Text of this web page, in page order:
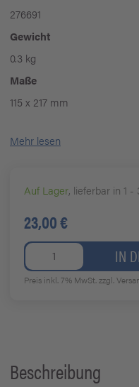
276691
Gewicht
0.3 kg
Maße
115 x 217 mm
Mehr lesen
Auf Lager, lieferbar in 1 -
23,00 €
IN
Preis inkl. 7% MwSt.zzgl.
Beschreibung